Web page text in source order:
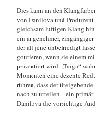
Dies kann an den
von Danilova und Produzent
gleichsam luftigen Klang
ein angenehmer,
der all jene unbefriedigt
goutieren, wenn sie einem
präsentiert wird. „Taiga“
Momenten eine dezente
rühren, dass der
nach zu urteilen – ein
Danilova die vorsichtige